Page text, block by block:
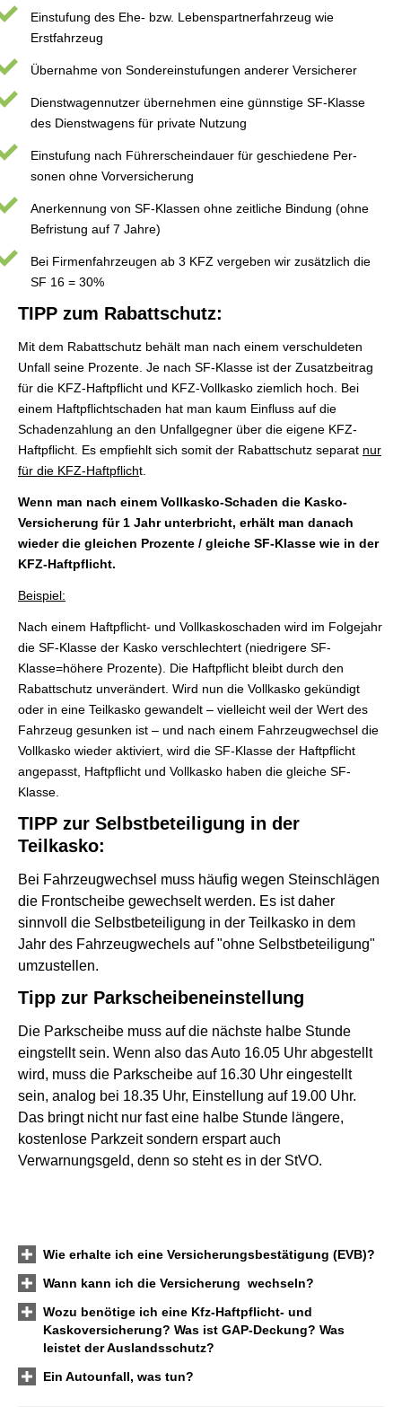
Einstufung des Ehe- bzw. Lebenspartnerfahrzeug wie
Erstfahrzeug
Übernahme von Sondereinstufungen anderer Versicherer
Dienstwagennutzer übernehmen eine günnstige SF-Klasse
des Dienstwagens für private Nutzung
Einstufung nach Führerscheindauer für geschiedene Per­
sonen ohne Vorversicherung
Anerkennung von SF-Klassen ohne zeitliche Bindung (ohne
Befristung auf 7 Jahre)
Bei Firmenfahrzeugen ab 3 KFZ vergeben wir zusätzlich die
SF 16 = 30%
TIPP zum Rabattschutz:
Mit dem Rabattschutz behält man nach einem verschuldeten
Unfall seine Prozente. Je nach SF-Klasse ist der Zusatzbeitrag
für die KFZ-Haft­pflicht und KFZ-Vollkasko ziemlich hoch. Bei
einem Haft­pflichtschaden hat man kaum Einfluss auf die
Schadenzahlung an den Unfallgegner über die eigene KFZ-
Haft­pflicht. Es empfiehlt sich somit der Rabattschutz separat nur
für die KFZ-Haftpflicht.
Wenn man nach einem Vollkasko-Schaden die Kasko-
Versicherung für 1 Jahr unterbricht, erhält man danach
wieder die gleichen Prozente / gleiche SF-Klasse wie in der
KFZ-Haft­pflicht.
Beispiel:
Nach einem Haft­pflicht- und Vollkaskoschaden wird im Folgejahr
die SF-Klasse der Kasko verschlechtert (niedrigere SF-
Klasse=höhere Prozente). Die Haft­pflicht bleibt durch den
Rabattschutz unverändert. Wird nun die Vollkasko gekündigt
oder in eine Teilkasko gewandelt – vielleicht weil der Wert des
Fahrzeug gesunken ist – und nach einem Fahrzeugwechsel die
Vollkasko wieder aktiviert, wird die SF-Klasse der Haft­pflicht
angepasst, Haft­pflicht und Vollkasko haben die gleiche SF-
Klasse.
TIPP zur Selbstbeteiligung in der
Teilkasko:
Bei Fahrzeugwechsel muss häufig wegen Steinschlägen
die Frontscheibe gewechselt werden. Es ist daher
sinnvoll die Selbstbeteiligung in der Teilkasko in dem
Jahr des Fahrzeugwechels auf "ohne Selbstbeteiligung"
umzustellen.
Tipp zur Parkscheibeneinstellung
Die Parkscheibe muss auf die nächste halbe Stunde
eingstellt sein. Wenn also das Auto 16.05 Uhr abgestellt
wird, muss die Parkscheibe auf 16.30 Uhr eingestellt
sein, analog bei 18.35 Uhr, Einstellung auf 19.00 Uhr.
Das bringt nicht nur fast eine halbe Stunde längere,
kostenlose Parkzeit sondern erspart auch
Verwarnungsgeld, denn so steht es in der StVO.
Wie erhalte ich eine Versicherungsbestätigung (EVB)?
Wann kann ich die Versicherung wechseln?
Wozu benötige ich eine Kfz-Haft­pflicht- und
Kaskoversicherung? Was ist GAP-Deckung? Was
leistet der Auslandsschutz?
Ein Autounfall, was tun?